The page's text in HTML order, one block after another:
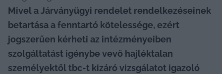
Mivel a Járványügyi rendelet rendelkezéseinek
betartása a fenntartó kötelessége, ezért
jogszerűen kérheti az intézményeiben
szolgáltatást igénybe vevő hajléktalan
személyektől tbc-t kizáró vizsgálatot igazoló